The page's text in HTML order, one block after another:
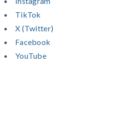
TikTok
X (Twitter)
Facebook
YouTube